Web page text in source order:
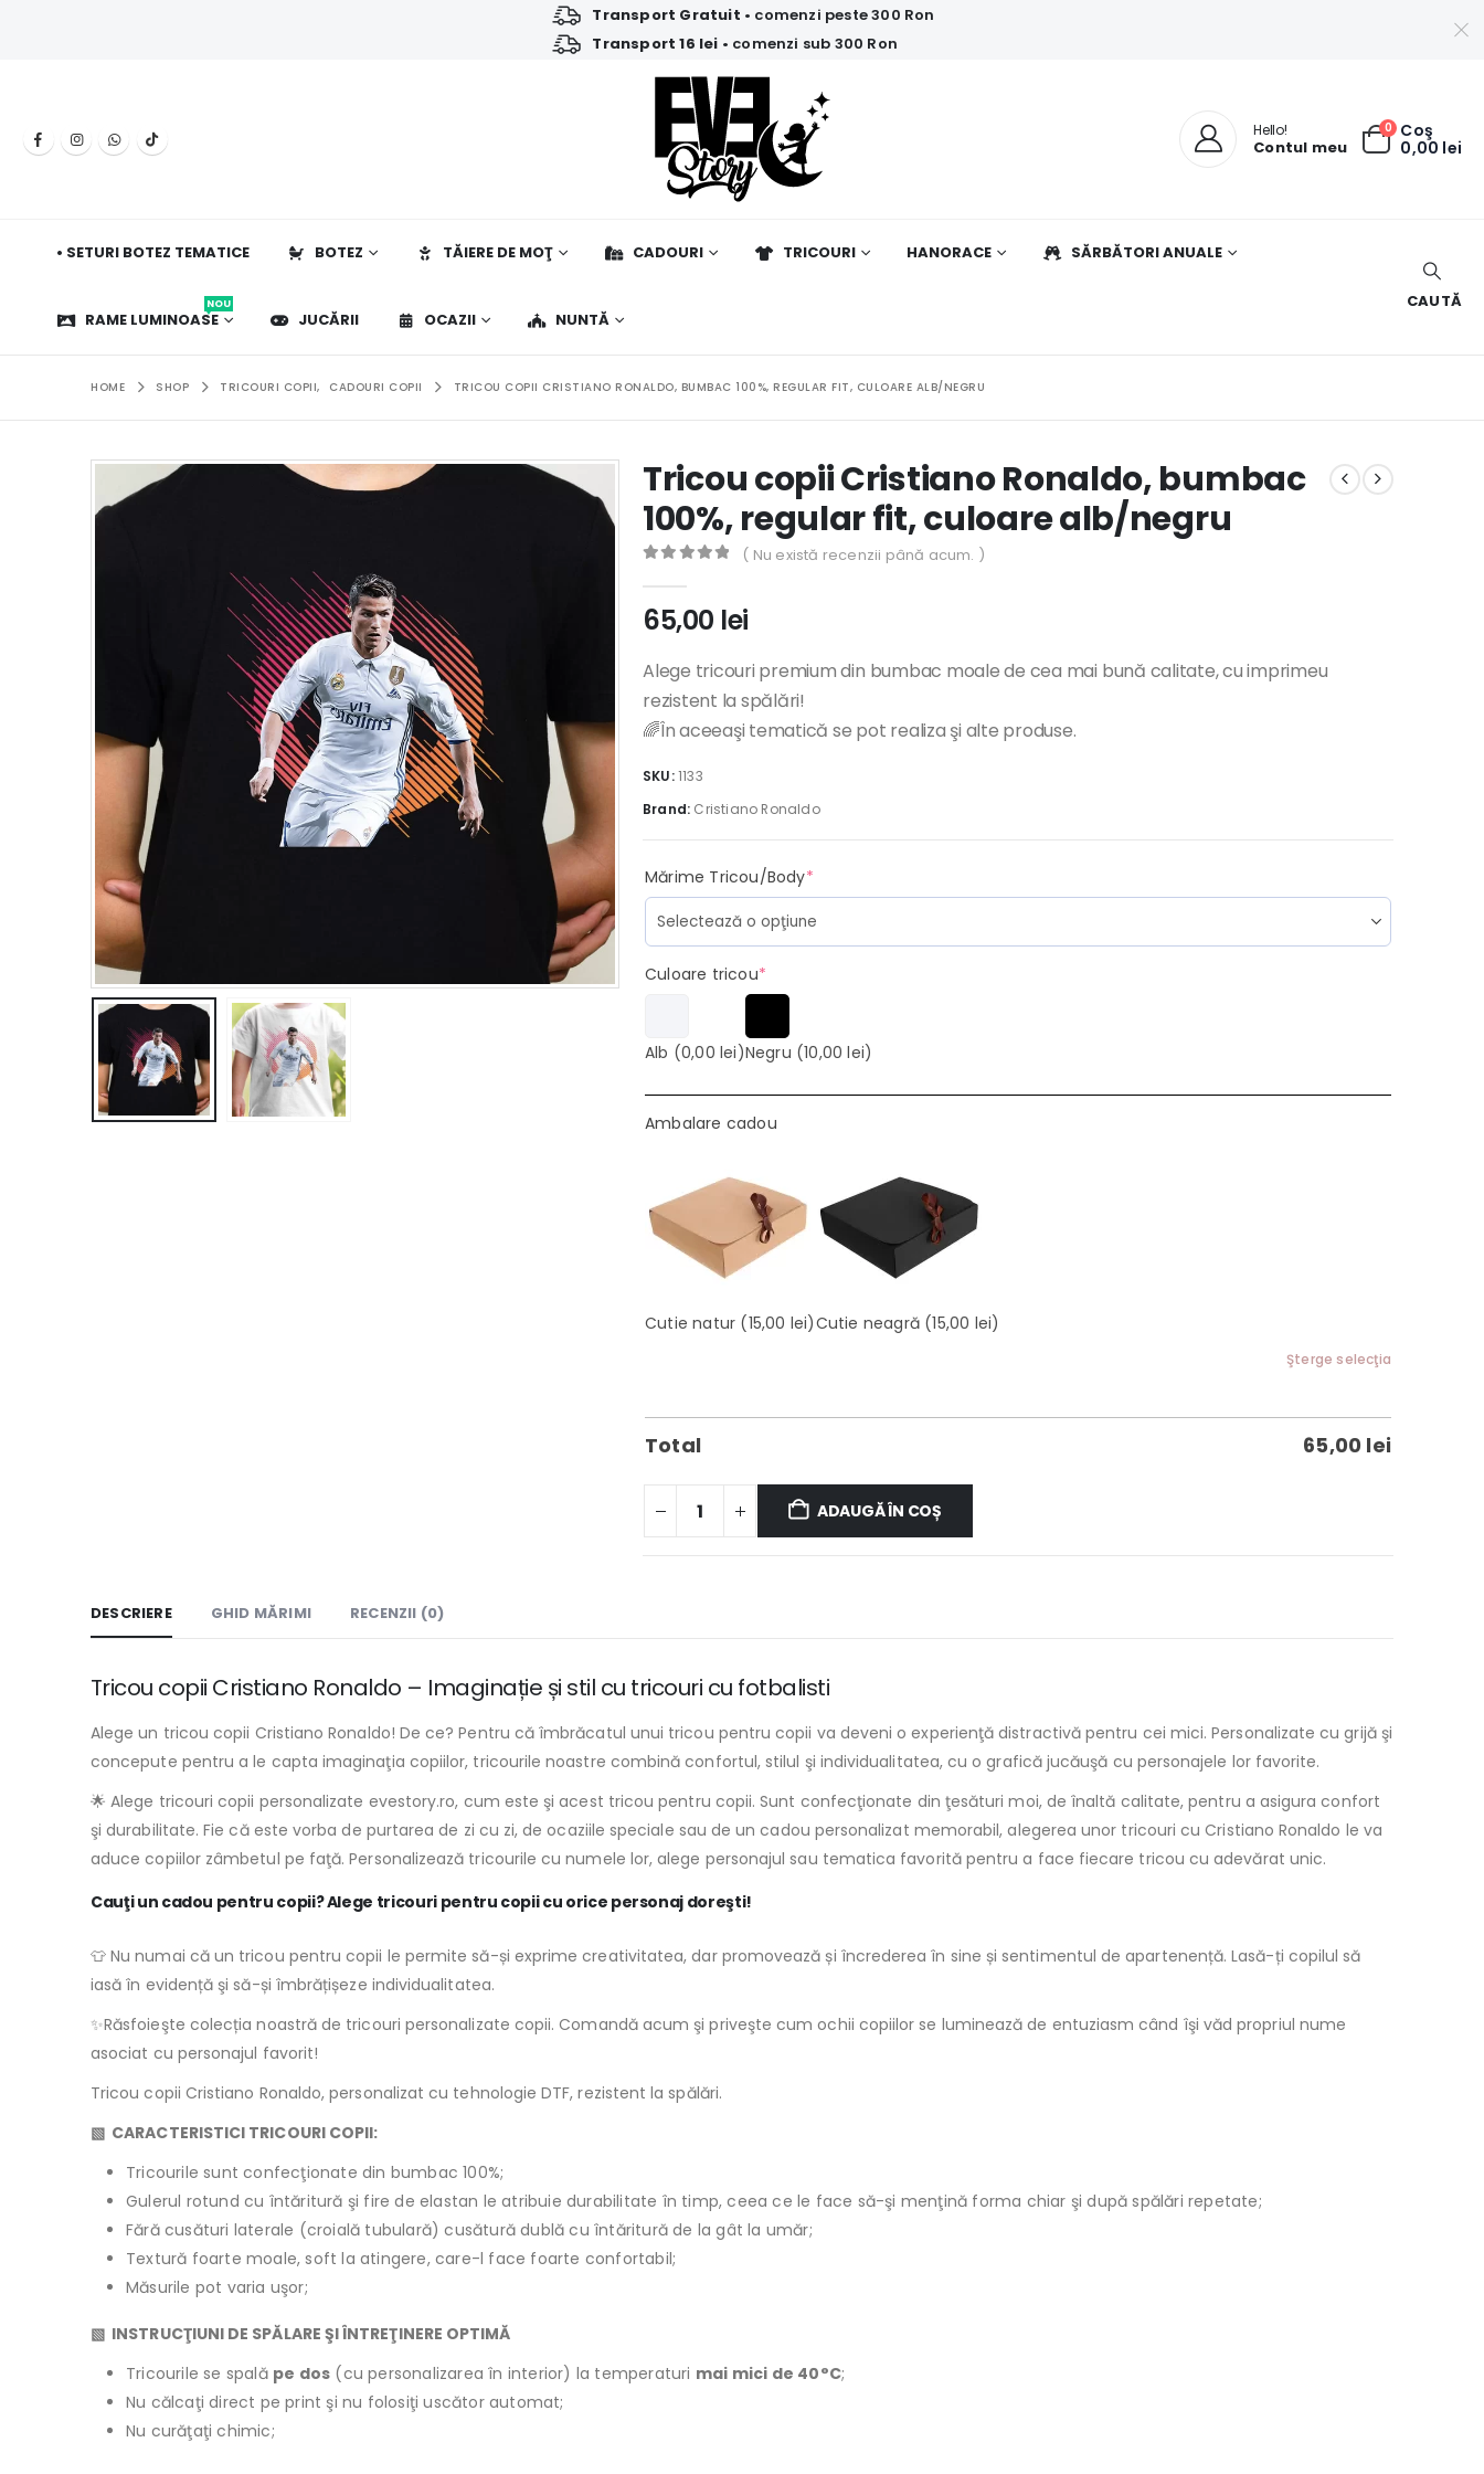
Transport Gratuit • comenzi peste 300 Ron
Transport 16 lei • comenzi sub 300 Ron
Hello!
Contul meu
0 Coş
0,00 lei
• SETURI BOTEZ TEMATICE BOTEZ TĂIERE DE MOŢ CADOURI TRICOURI HANORACE SĂRBĂTORI ANUALE
RAME LUMINOASE
NOU
JUCĂRII OCAZII NUNTĂ
CAUTĂ
HOME SHOP TRICOURI COPII, CADOURI COPII TRICOU COPII CRISTIANO RONALDO, BUMBAC 100%, REGULAR FIT, CULOARE ALB/NEGRU
Tricou copii Cristiano Ronaldo, bumbac
100%, regular fit, culoare alb/negru
( Nu există recenzii până acum. )
65,00 lei
Alege tricouri premium din bumbac moale de cea mai bună calitate, cu imprimeu
rezistent la spălări!
🌈În aceeaşi tematică se pot realiza şi alte produse.
SKU:1133
Brand: Cristiano Ronaldo
Mărime Tricou/Body*(required)
Culoare tricou*(required)
Alb (0,00 lei)Negru (10,00 lei)
Ambalare cadou
Cutie natur (15,00 lei)Cutie neagră (15,00 lei)
Şterge selecţia
Total 65,00 lei
ADAUGĂ ÎN COȘ
DESCRIERE GHID MĂRIMI RECENZII (0)
Tricou copii Cristiano Ronaldo – Imaginație și stil cu tricouri cu fotbalisti
Alege un tricou copii Cristiano Ronaldo! De ce? Pentru că îmbrăcatul unui tricou pentru copii va deveni o experienţă distractivă pentru cei mici. Personalizate cu grijă şi
concepute pentru a le capta imaginaţia copiilor, tricourile noastre combină confortul, stilul şi individualitatea, cu o grafică jucăuşă cu personajele lor favorite.
🌟 Alege tricouri copii personalizate evestory.ro, cum este şi acest tricou pentru copii. Sunt confecţionate din ţesături moi, de înaltă calitate, pentru a asigura confort
şi durabilitate. Fie că este vorba de purtarea de zi cu zi, de ocaziile speciale sau de un cadou personalizat memorabil, alegerea unor tricouri cu Cristiano Ronaldo le va
aduce copiilor zâmbetul pe faţă. Personalizează tricourile cu numele lor, alege personajul sau tematica favorită pentru a face fiecare tricou cu adevărat unic.
Cauţi un cadou pentru copii? Alege tricouri pentru copii cu orice personaj doreşti!
👕 Nu numai că un tricou pentru copii le permite să-și exprime creativitatea, dar promovează și încrederea în sine și sentimentul de apartenență. Lasă-ți copilul să
iasă în evidență şi să-și îmbrățișeze individualitatea.
✨Răsfoieşte colecția noastră de tricouri personalizate copii. Comandă acum şi priveşte cum ochii copiilor se luminează de entuziasm când îşi văd propriul nume
asociat cu personajul favorit!
Tricou copii Cristiano Ronaldo, personalizat cu tehnologie DTF, rezistent la spălări.
▧ CARACTERISTICI TRICOURI COPII:
Tricourile sunt confecţionate din bumbac 100%;
Gulerul rotund cu întăritură şi fire de elastan le atribuie durabilitate în timp, ceea ce le face să-şi menţină forma chiar şi după spălări repetate;
Fără cusături laterale (croială tubulară) cusătură dublă cu întăritură de la gât la umăr;
Textură foarte moale, soft la atingere, care-l face foarte confortabil;
Măsurile pot varia uşor;
▧ INSTRUCŢIUNI DE SPĂLARE ŞI ÎNTREŢINERE OPTIMĂ
Tricourile se spală pe dos (cu personalizarea în interior) la temperaturi mai mici de 40°C;
Nu călcaţi direct pe print şi nu folosiţi uscător automat;
Nu curăţaţi chimic;